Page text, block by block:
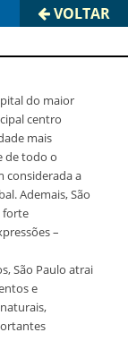
VOLTAR
do maior
centro
mais
de todo o
considerada a
Ademais, São
forte
–
São Paulo atrai
e